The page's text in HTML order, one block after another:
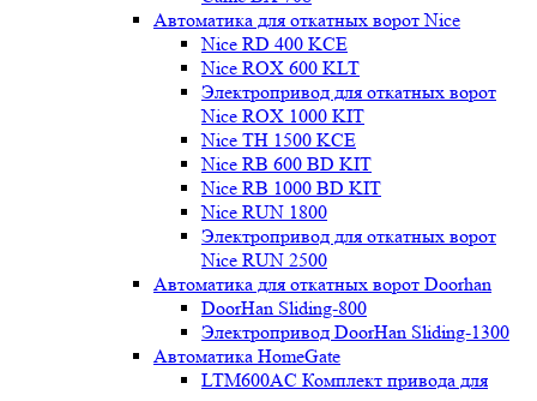
Автоматика для откатных ворот Nice
Nice RD 400 KCE
Nice ROX 600 KLT
Электропривод для откатных ворот
Nice ROX 1000 KIT
Nice TH 1500 KCE
Nice RB 600 BD KIT
Nice RB 1000 BD KIT
Nice RUN 1800
Электропривод для откатных ворот
Nice RUN 2500
Автоматика для откатных ворот Doorhan
DoorHan Sliding-800
Электропривод DoorHan Sliding-1300
Автоматика HomeGate
LTM600AC Комплект привода для